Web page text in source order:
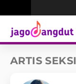
ARTIS SEKSI